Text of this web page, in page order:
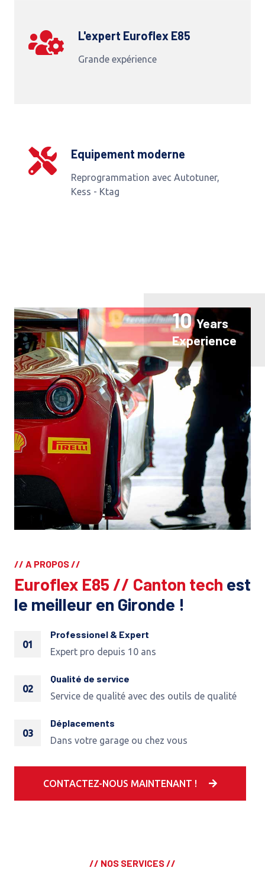
L'expert Euroflex E85
Grande expérience
Equipement moderne
Reprogrammation avec Autotuner,
Kess - Ktag
10Years
Experience
// A PROPOS //
Euroflex E85 // Canton tech est
le meilleur en Gironde !
01
Professionel & Expert
Expert pro depuis 10 ans
02
Qualité de service
Service de qualité avec des outils de qualité
03
Déplacements
Dans votre garage ou chez vous
CONTACTEZ-NOUS MAINTENANT !
// NOS SERVICES //